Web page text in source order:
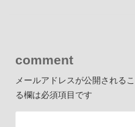
comment
メールアドレスが公開される
る欄は必須項目です